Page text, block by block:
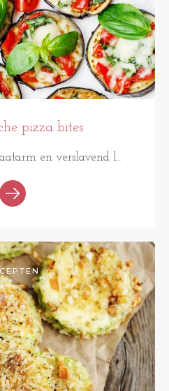
pizza bites
en verslavend l...